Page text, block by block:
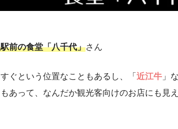
前の食堂「八千代」さん
ぐという位置なこともあるし、「 近江牛 」
あって、なんだか観光客向けのお店にも